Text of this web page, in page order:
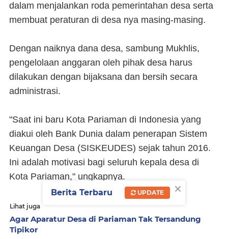
dalam menjalankan roda pemerintahan desa serta
membuat peraturan di desa nya masing-masing.
Dengan naiknya dana desa, sambung Mukhlis,
pengelolaan anggaran oleh pihak desa harus
dilakukan dengan bijaksana dan bersih secara
administrasi.
"Saat ini baru Kota Pariaman di Indonesia yang
diakui oleh Bank Dunia dalam penerapan Sistem
Keuangan Desa (SISKEUDES) sejak tahun 2016.
Ini adalah motivasi bagi seluruh kepala desa di
Kota Pariaman," ungkapnya.
Lihat juga
Agar Aparatur Desa di Pariaman Tak Tersandung
Tipikor
×
Berita Terbaru UPDATE